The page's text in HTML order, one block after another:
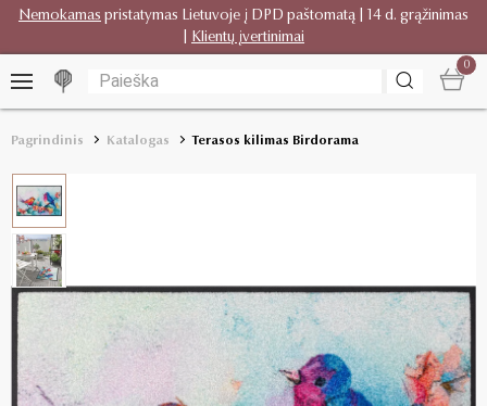
Nemokamas pristatymas Lietuvoje į DPD paštomatą | 14 d. grąžinimas
Klientų įvertinimai
0
Pagrindinis Katalogas Terasos kilimas Birdorama